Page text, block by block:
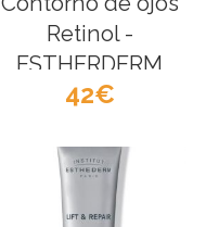
Retinol -
ESTHERDERM
42